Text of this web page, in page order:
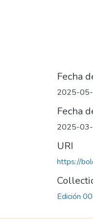
Fecha
2025-
Fecha
2025-
URI
https://
Edición